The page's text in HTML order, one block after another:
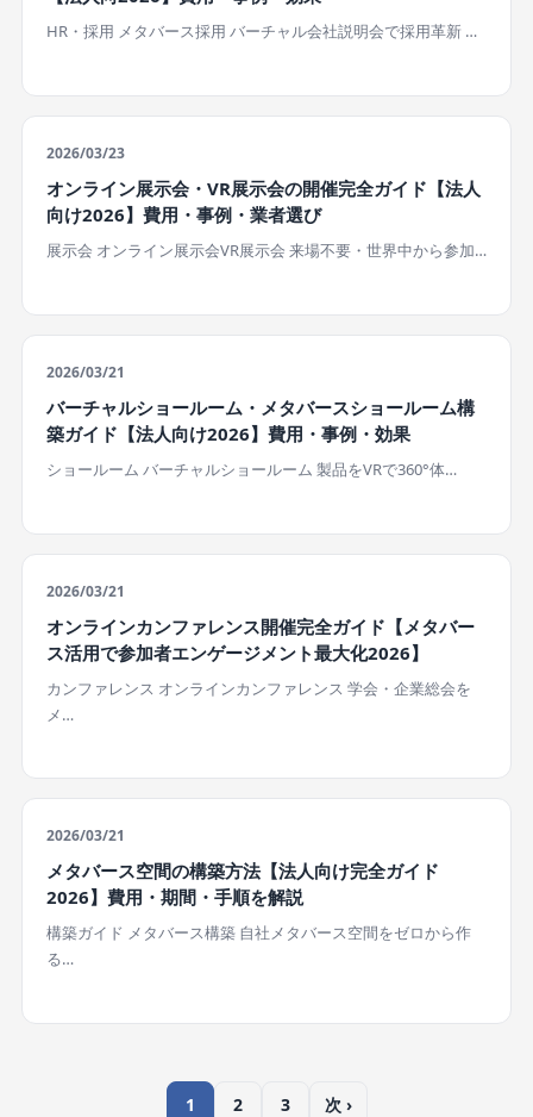
HR・採用 メタバース採用 バーチャル会社説明会で採用革新 …
2026/03/23
オンライン展示会・VR展示会の開催完全ガイド【法人
向け2026】費用・事例・業者選び
展示会 オンライン展示会VR展示会 来場不要・世界中から参加…
2026/03/21
バーチャルショールーム・メタバースショールーム構
築ガイド【法人向け2026】費用・事例・効果
ショールーム バーチャルショールーム 製品をVRで360°体…
2026/03/21
オンラインカンファレンス開催完全ガイド【メタバー
ス活用で参加者エンゲージメント最大化2026】
カンファレンス オンラインカンファレンス 学会・企業総会を
メ…
2026/03/21
メタバース空間の構築方法【法人向け完全ガイド
2026】費用・期間・手順を解説
構築ガイド メタバース構築 自社メタバース空間をゼロから作
る…
1 2 3 次 ›